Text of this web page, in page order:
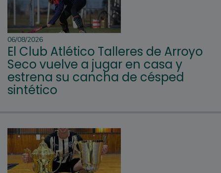
06/08/2026
El Club Atlético Talleres de Arroyo
Seco vuelve a jugar en casa y
estrena su cancha de césped
sintético